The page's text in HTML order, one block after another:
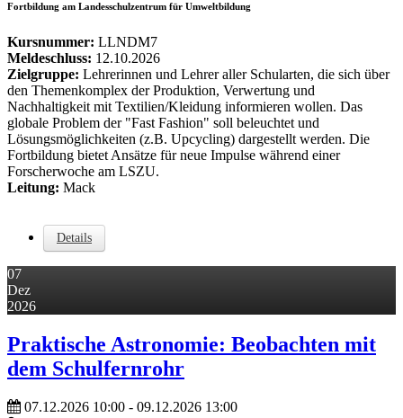
Fortbildung am Landesschulzentrum für Umweltbildung
Kursnummer: LLNDM7
Meldeschluss: 12.10.2026
Zielgruppe: Lehrerinnen und Lehrer aller Schularten, die sich über
den Themenkomplex der Produktion, Verwertung und
Nachhaltigkeit mit Textilien/Kleidung informieren wollen. Das
globale Problem der "Fast Fashion" soll beleuchtet und
Lösungsmöglichkeiten (z.B. Upcycling) dargestellt werden. Die
Fortbildung bietet Ansätze für neue Impulse während einer
Forscherwoche am LSZU.
Leitung: Mack
Details
07
Dez
2026
Praktische Astronomie: Beobachten mit
dem Schulfernrohr
07.12.2026 10:00 - 09.12.2026 13:00